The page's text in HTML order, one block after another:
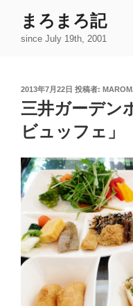
まろまろ記
since July 19th, 2001
投
稿
日:
2013年7月22日 投稿者:
三井ガーデン
ビュッフェ」